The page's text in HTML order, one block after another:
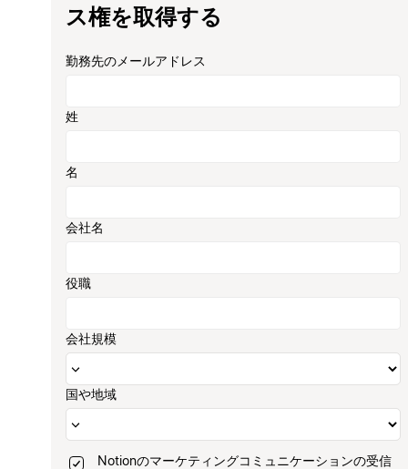
ス権を取得する
勤務先のメールアドレス
姓
名
会社名
役職
会社規模
国や地域
Notionのマーケティングコミュニケーションの受信